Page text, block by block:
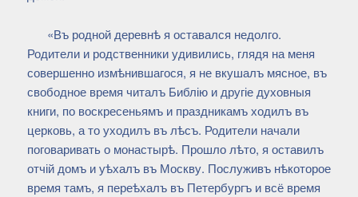
«Въ родной деревнѣ я оставался недолго.
Родители и родственники удивились, глядя на меня
совершенно измѣнившагося, я не вкушалъ мясное, въ
свободное время читалъ Библію и другіе духовныя
книги, по воскресеньямъ и праздникамъ ходилъ въ
церковь, а то уходилъ въ лѣсъ. Родители начали
поговаривать о монастырѣ. Прошло лѣто, я оставилъ
отчій домъ и уѣхалъ въ Москву. Послуживъ нѣкоторое
время тамъ, я переѣхалъ въ Петербургъ и всё время